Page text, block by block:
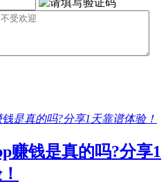
赚钱是真的吗?分享1